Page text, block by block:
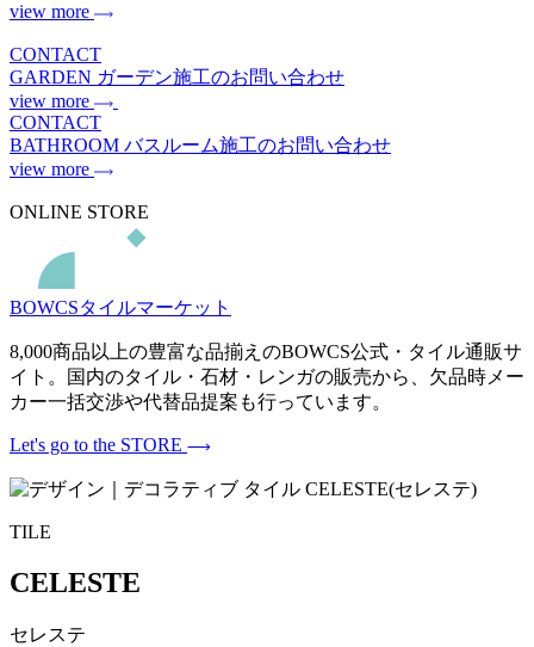
view more
CONTACT
GARDEN ガーデン施工のお問い合わせ
view more
CONTACT
BATHROOM バスルーム施工のお問い合わせ
view more
ONLINE STORE
BOWCSタイルマーケット
8,000商品以上の豊富な品揃えのBOWCS公式・タイル通販サ
イト。国内のタイル・石材・レンガの販売から、欠品時メー
カー一括交渉や代替品提案も行っています。
Let's go to the STORE
TILE
CELESTE
セレステ